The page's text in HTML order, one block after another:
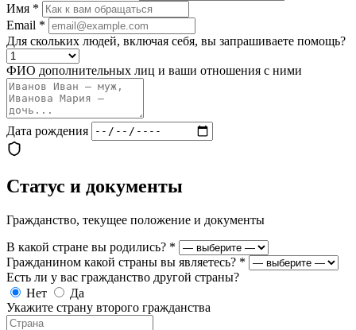
Имя *
Email *
Для скольких людей, включая себя, вы запрашиваете помощь?
ФИО дополнительных лиц и ваши отношения с ними
Дата рождения
Статус и документы
Гражданство, текущее положение и документы
В какой стране вы родились? *
Гражданином какой страны вы являетесь? *
Есть ли у вас гражданство другой страны?
Нет
Да
Укажите страну второго гражданства